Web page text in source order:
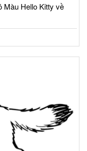
Màu Hello Kitty về